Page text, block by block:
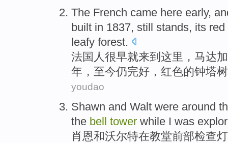
The French came here early,
built in 1837, still stands, its red
leafy forest.
法国 人 很早就来到 这里 ， 马达
年， 至今仍完好 ， 红色的钟塔
youdao
Shawn and Walt were around
the bell tower while I was
肖恩和沃尔特在教堂前部检查